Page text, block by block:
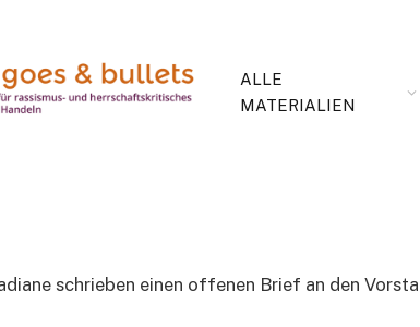
ALLE
MATERIALIEN
Clinic Berlin e.V. und
schrieben einen offenen Brief an den